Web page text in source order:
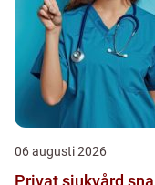
06 augusti 2026
Privat sjukvård snabbare